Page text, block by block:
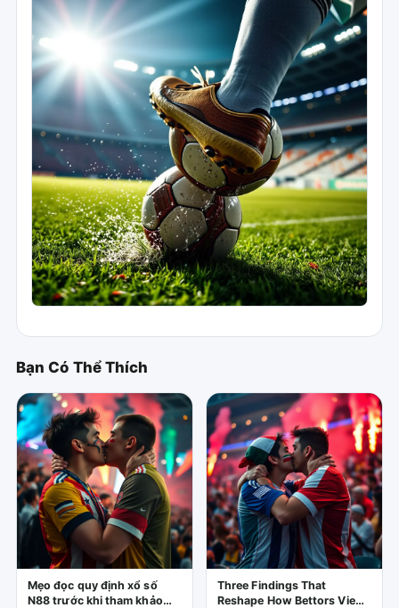
Bạn Có Thể Thích
Mẹo đọc quy định xổ số
N88 trước khi tham khảo
Three Findings That
Reshape How Bettors View